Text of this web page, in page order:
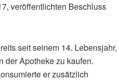
veröffentlichten Beschluss
seit seinem 14. Lebensjahr,
der Apotheke zu kaufen.
er zusätzlich